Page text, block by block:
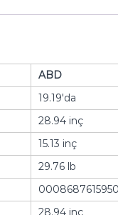
ABD
19.19'da
28.94 inç
15.13 inç
29.76 lb
28.94 inç